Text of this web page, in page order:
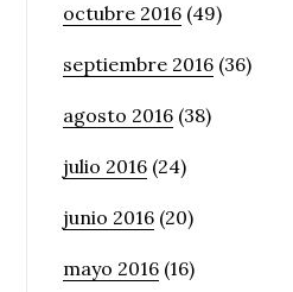
octubre 2016 (49)
septiembre 2016 (36)
agosto 2016 (38)
julio 2016 (24)
junio 2016 (20)
mayo 2016 (16)